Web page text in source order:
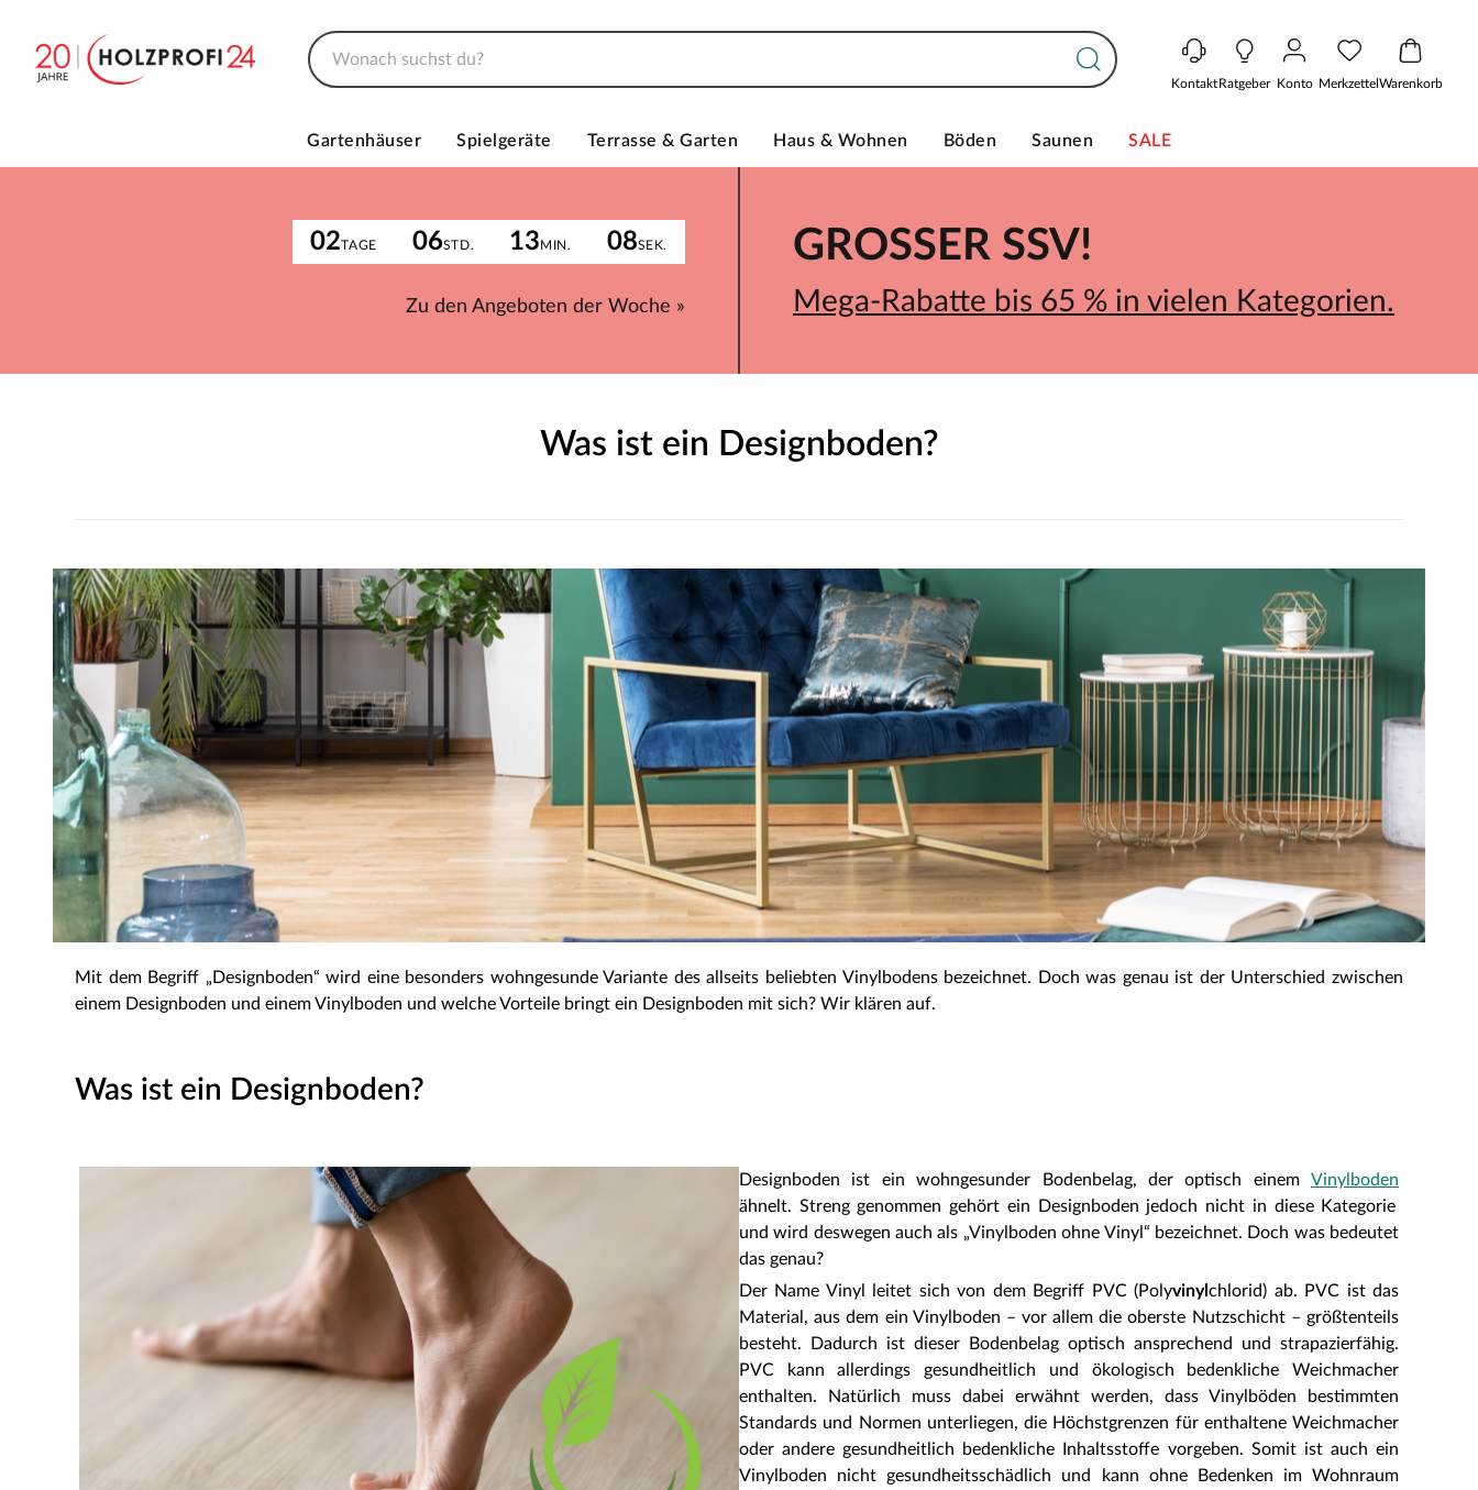
KontaktRatgeber Konto MerkzettelWarenkorb
Gartenhäuser Spielgeräte Terrasse & Garten Haus & Wohnen Böden Saunen SALE
02TAGE 06STD. 13MIN. 08SEK.
Zu den Angeboten der Woche »
GROSSER SSV!
Mega-Rabatte bis 65 % in vielen Kategorien.
Was ist ein Designboden?
Mit dem Begriff „Designboden“ wird eine besonders wohngesunde Variante des allseits beliebten Vinylbodens bezeichnet. Doch was genau ist der Unterschied zwischen
einem Designboden und einem Vinylboden und welche Vorteile bringt ein Designboden mit sich? Wir klären auf.
Was ist ein Designboden?
Designboden ist ein wohngesunder Bodenbelag, der optisch einem
Vinylboden
ähnelt. Streng genommen gehört ein Designboden jedoch nicht in diese Kategorie
und wird deswegen auch als „Vinylboden ohne Vinyl“ bezeichnet. Doch was bedeutet
das genau?
Der Name Vinyl leitet sich von dem Begriff PVC (Polyvinylchlorid) ab. PVC ist das
Material, aus dem ein Vinylboden – vor allem die oberste Nutzschicht – größtenteils
besteht. Dadurch ist dieser Bodenbelag optisch ansprechend und strapazierfähig.
PVC kann allerdings gesundheitlich und ökologisch bedenkliche Weichmacher
enthalten. Natürlich muss dabei erwähnt werden, dass Vinylböden bestimmten
Standards und Normen unterliegen, die Höchstgrenzen für enthaltene Weichmacher
oder andere gesundheitlich bedenkliche Inhaltsstoffe vorgeben. Somit ist auch ein
Vinylboden nicht gesundheitsschädlich und kann ohne Bedenken im Wohnraum